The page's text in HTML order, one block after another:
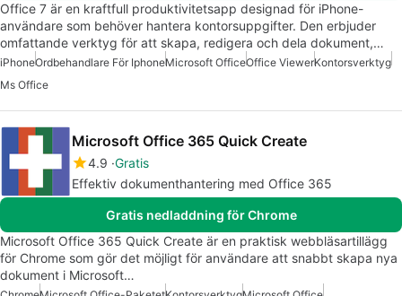
Office 7 är en kraftfull produktivitetsapp designad för iPhone-
användare som behöver hantera kontorsuppgifter. Den erbjuder
omfattande verktyg för att skapa, redigera och dela dokument,…
iPhoneOrdbehandlare För IphoneMicrosoft OfficeOffice ViewerKontorsverktyg
Ms Office
Microsoft Office 365 Quick Create
4.9 Gratis
Effektiv dokumenthantering med Office 365
Gratis nedladdning för Chrome
Microsoft Office 365 Quick Create är en praktisk webbläsartillägg
för Chrome som gör det möjligt för användare att snabbt skapa nya
dokument i Microsoft…